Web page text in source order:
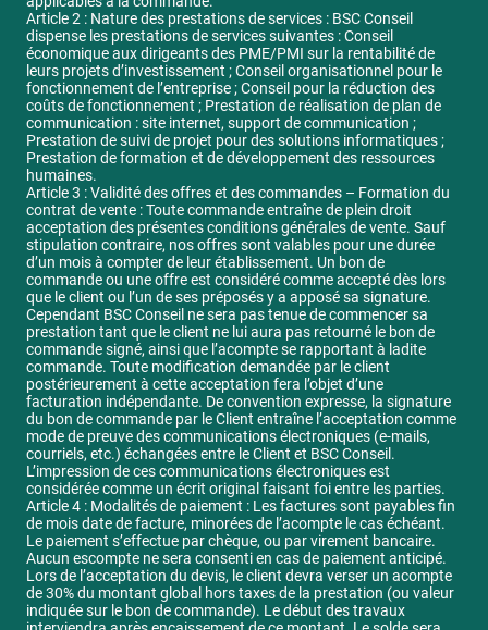
Article 2 : Nature des prestations de services : BSC Conseil
dispense les prestations de services suivantes : Conseil
économique aux dirigeants des PME/PMI sur la rentabilité de
leurs projets d’investissement ; Conseil organisationnel pour le
fonctionnement de l’entreprise ; Conseil pour la réduction des
coûts de fonctionnement ; Prestation de réalisation de plan de
communication : site internet, support de communication ;
Prestation de suivi de projet pour des solutions informatiques ;
Prestation de formation et de développement des ressources
humaines.
Article 3 : Validité des offres et des commandes – Formation du
contrat de vente : Toute commande entraîne de plein droit
acceptation des présentes conditions générales de vente. Sauf
stipulation contraire, nos offres sont valables pour une durée
d’un mois à compter de leur établissement. Un bon de
commande ou une offre est considéré comme accepté dès lors
que le client ou l’un de ses préposés y a apposé sa signature.
Cependant BSC Conseil ne sera pas tenue de commencer sa
prestation tant que le client ne lui aura pas retourné le bon de
commande signé, ainsi que l’acompte se rapportant à ladite
commande. Toute modification demandée par le client
postérieurement à cette acceptation fera l’objet d’une
facturation indépendante. De convention expresse, la signature
du bon de commande par le Client entraîne l’acceptation comme
mode de preuve des communications électroniques (e-mails,
courriels, etc.) échangées entre le Client et BSC Conseil.
L’impression de ces communications électroniques est
considérée comme un écrit original faisant foi entre les parties.
Article 4 : Modalités de paiement : Les factures sont payables fin
de mois date de facture, minorées de l’acompte le cas échéant.
Le paiement s’effectue par chèque, ou par virement bancaire.
Aucun escompte ne sera consenti en cas de paiement anticipé.
Lors de l’acceptation du devis, le client devra verser un acompte
de 30% du montant global hors taxes de la prestation (ou valeur
indiquée sur le bon de commande). Le début des travaux